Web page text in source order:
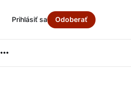
Prihlásiť sa Odoberať